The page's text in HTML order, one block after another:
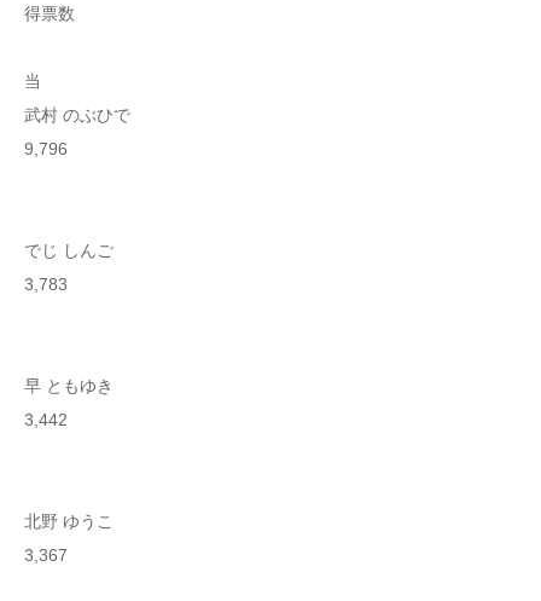
得票数
当
武村 のぶひで
9,796
でじ しんご
3,783
早 ともゆき
3,442
北野 ゆうこ
3,367